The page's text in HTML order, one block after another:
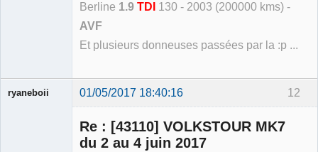
Berline 1.9 TDI 130 - 2003 (200000 kms) -
AVF
Et plusieurs donneuses passées par la :p ...
12
ryaneboii 01/05/2017 18:40:16
Re : [43110] VOLKSTOUR MK7
du 2 au 4 juin 2017